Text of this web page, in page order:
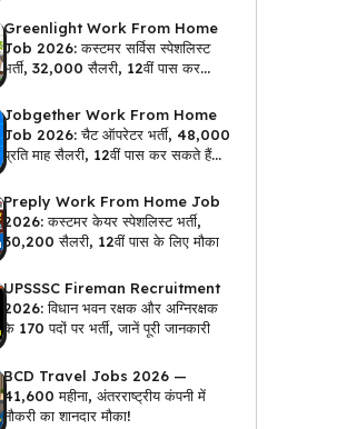
Greenlight Work From Home
Job 2026: कस्टमर सर्विस स्पेशलिस्ट
भर्ती, ₹32,000 सैलरी, 12वीं पास कर
सकते हैं अप्लाई
Jobgether Work From Home
Job 2026: चैट ऑपरेटर भर्ती, ₹48,000
प्रति माह सैलरी, 12वीं पास कर सकते हैं
अप्लाई
Preply Work From Home Job
2026: कस्टमर केयर स्पेशलिस्ट भर्ती,
₹30,200 सैलरी, 12वीं पास के लिए मौका
UPSSSC Fireman Recruitment
2026: विधान भवन रक्षक और अग्निरक्षक
के 170 पदों पर भर्ती, जानें पूरी जानकारी
BCD Travel Jobs 2026 —
₹41,600 महीना, अंतरराष्ट्रीय कंपनी में
नौकरी का शानदार मौका!